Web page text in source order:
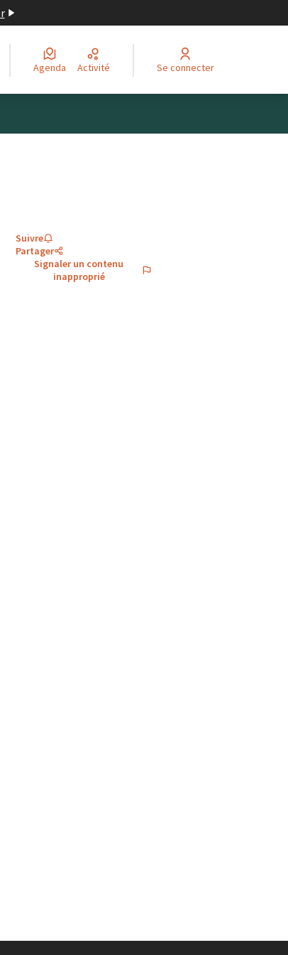
Agenda Activité Se connecter
ville : Non localisé
Suivre
Partager
Signaler un contenu
inapproprié